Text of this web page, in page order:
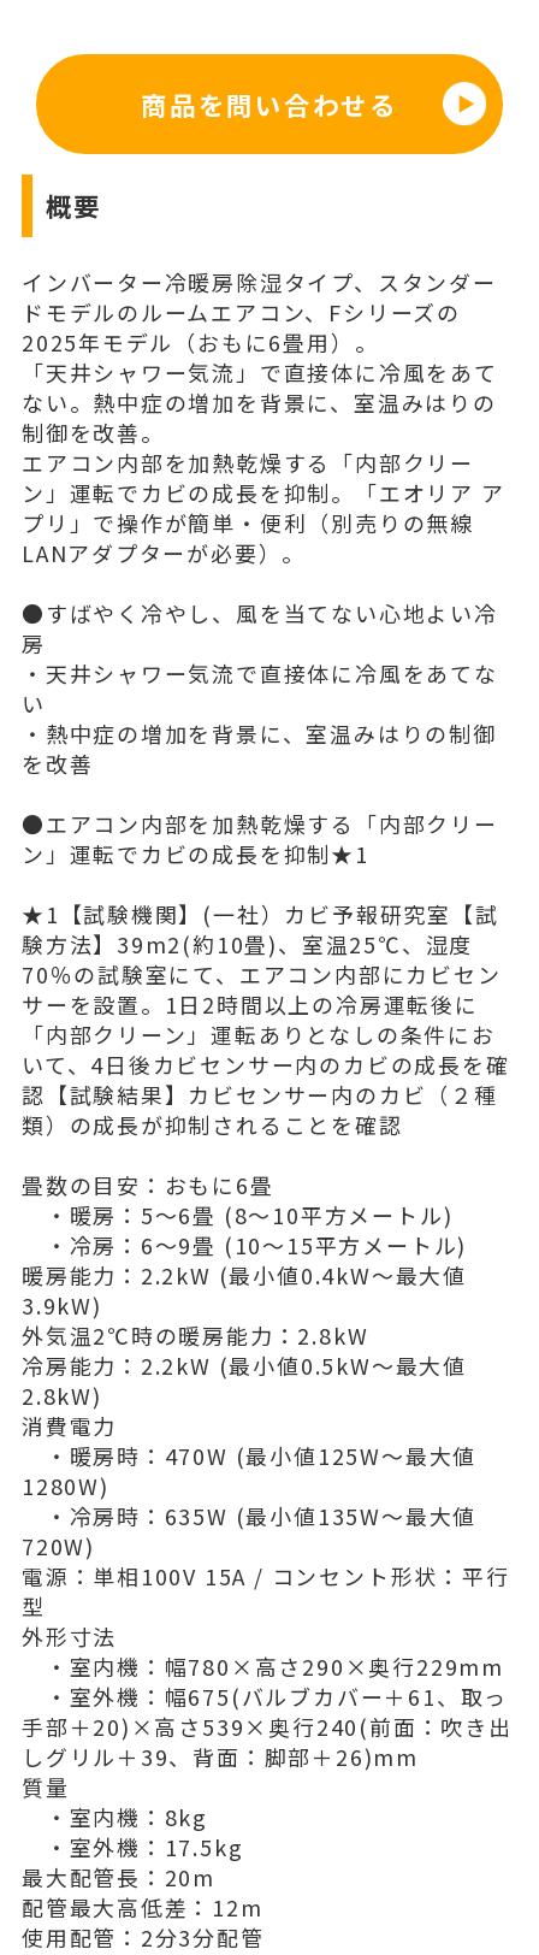
商品を問い合わせる
概要
インバーター冷暖房除湿タイプ、スタンダー
ドモデルのルームエアコン、Fシリーズの
2025年モデル（おもに6畳用）。
「天井シャワー気流」で直接体に冷風をあて
ない。熱中症の増加を背景に、室温みはりの
制御を改善。
エアコン内部を加熱乾燥する「内部クリー
ン」運転でカビの成長を抑制。「エオリア ア
プリ」で操作が簡単・便利（別売りの無線
LANアダプターが必要）。
●すばやく冷やし、風を当てない心地よい冷
房
・天井シャワー気流で直接体に冷風をあてな
い
・熱中症の増加を背景に、室温みはりの制御
を改善
●エアコン内部を加熱乾燥する「内部クリー
ン」運転でカビの成長を抑制★1
★1【試験機関】(一社）カビ予報研究室【試
験方法】39m2(約10畳)、室温25℃、湿度
70％の試験室にて、エアコン内部にカビセン
サーを設置。1日2時間以上の冷房運転後に
「内部クリーン」運転ありとなしの条件にお
いて、4日後カビセンサー内のカビの成長を確
認【試験結果】カビセンサー内のカビ（２種
類）の成長が抑制されることを確認
畳数の目安：おもに6畳
・暖房：5～6畳 (8～10平方メートル)
・冷房：6～9畳 (10～15平方メートル)
暖房能力：2.2kW (最小値0.4kW～最大値
3.9kW)
外気温2℃時の暖房能力：2.8kW
冷房能力：2.2kW (最小値0.5kW～最大値
2.8kW)
消費電力
・暖房時：470W (最小値125W～最大値
1280W)
・冷房時：635W (最小値135W～最大値
720W)
電源：単相100V 15A / コンセント形状：平行
型
外形寸法
・室内機：幅780×高さ290×奥行229mm
・室外機：幅675(バルブカバー＋61、取っ
手部＋20)×高さ539×奥行240(前面：吹き出
しグリル＋39、背面：脚部＋26)mm
質量
・室内機：8kg
・室外機：17.5kg
最大配管長：20m
配管最大高低差：12m
使用配管：2分3分配管